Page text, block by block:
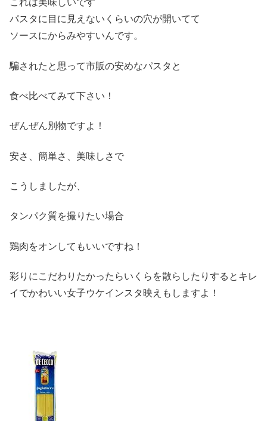
これは美味しいです
パスタに目に見えないくらいの穴が開いてて
ソースにからみやすいんです。
騙されたと思って市販の安めなパスタと
食べ比べてみて下さい！
ぜんぜん別物ですよ！
安さ、簡単さ、美味しさで
こうしましたが、
タンパク質を撮りたい場合
鶏肉をオンしてもいいですね！
彩りにこだわりたかったらいくらを散らしたりするとキレ
イでかわいい女子ウケインスタ映えもしますよ！